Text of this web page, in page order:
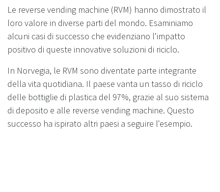
Le reverse vending machine (RVM) hanno dimostrato il
loro valore in diverse parti del mondo. Esaminiamo
alcuni casi di successo che evidenziano l'impatto
positivo di queste innovative soluzioni di riciclo.
In Norvegia, le RVM sono diventate parte integrante
della vita quotidiana. Il paese vanta un tasso di riciclo
delle bottiglie di plastica del 97%, grazie al suo sistema
di deposito e alle reverse vending machine. Questo
successo ha ispirato altri paesi a seguire l'esempio.